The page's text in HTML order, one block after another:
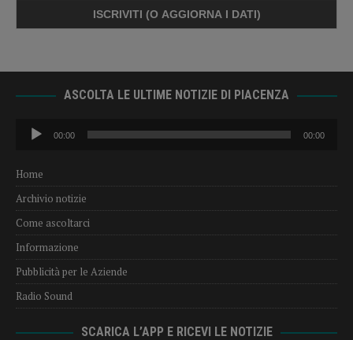
ASCOLTA LE ULTIME NOTIZIE DI PIACENZA
Audio
Player
00:00 00:00
Home
Archivio notizie
Come ascoltarci
Informazione
Pubblicità per le Aziende
Radio Sound
SCARICA L’APP E RICEVI LE NOTIZIE